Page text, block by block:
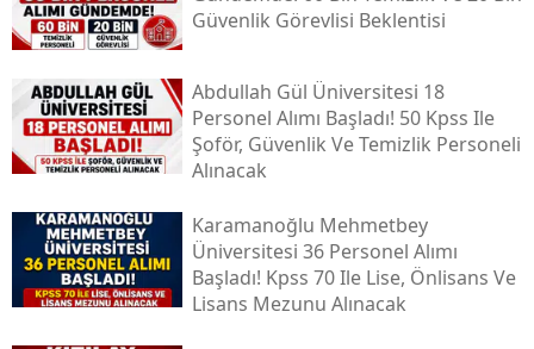
Güvenlik Görevlisi Beklentisi
Abdullah Gül Üniversitesi 18
Personel Alımı Başladı! 50 Kpss Ile
Şoför, Güvenlik Ve Temizlik Personeli
Alınacak
Karamanoğlu Mehmetbey
Üniversitesi 36 Personel Alımı
Başladı! Kpss 70 Ile Lise, Önlisans Ve
Lisans Mezunu Alınacak